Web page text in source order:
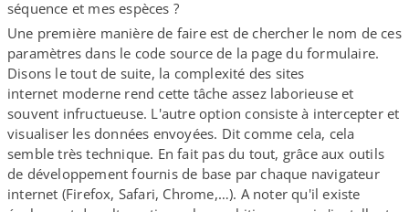
séquence et mes espèces ?
Une première manière de faire est de chercher le nom de ces
paramètres dans le code source de la page du formulaire.
Disons le tout de suite, la complexité des sites
internet moderne rend cette tâche assez laborieuse et
souvent infructueuse. L'autre option consiste à intercepter et
visualiser les données envoyées. Dit comme cela, cela
semble très technique. En fait pas du tout, grâce aux outils
de développement fournis de base par chaque navigateur
internet (Firefox, Safari, Chrome,…). A noter qu'il existe